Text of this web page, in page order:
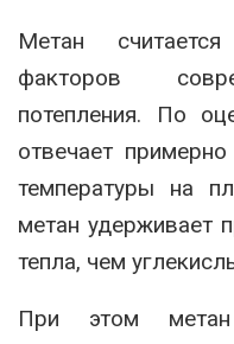
Метан
факторов
потепления. По
отвечает
температуры на
метан удерживает
тепла, чем
При этом